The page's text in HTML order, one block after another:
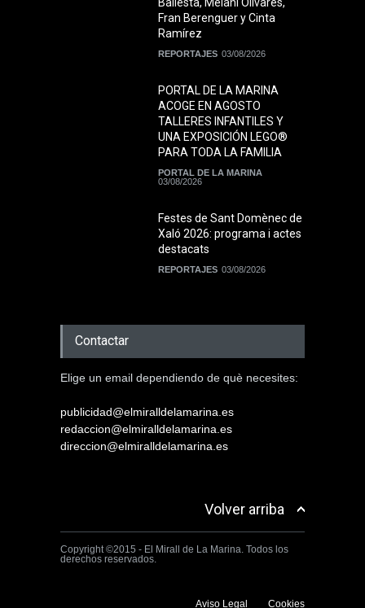
Fran Berenguer y Cinta
Ramírez
REPORTAJES 03/08/2026
PORTAL DE LA MARINA
ACOGE EN AGOSTO
TALLERES INFANTILES Y
UNA EXPOSICIÓN LEGO®
PARA TODA LA FAMILIA
PORTAL DE LA MARINA
03/08/2026
Festes de Sant Domènec de
Xaló 2026: programa i actes
destacats
REPORTAJES 03/08/2026
Contactar
Elige un email dependiendo de què necesites:
publicidad@elmiralldelamarina.es
redaccion@elmiralldelamarina.es
direccion@elmiralldelamarina.es
Volver arriba
Copyright ©2015 - El Mirall de La Marina. Todos los
derechos reservados.
Aviso Legal Cookies